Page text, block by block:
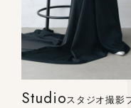
Studioスタジオ撮影